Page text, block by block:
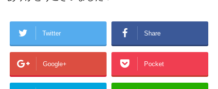
Twitter Share
Google+ Pocket